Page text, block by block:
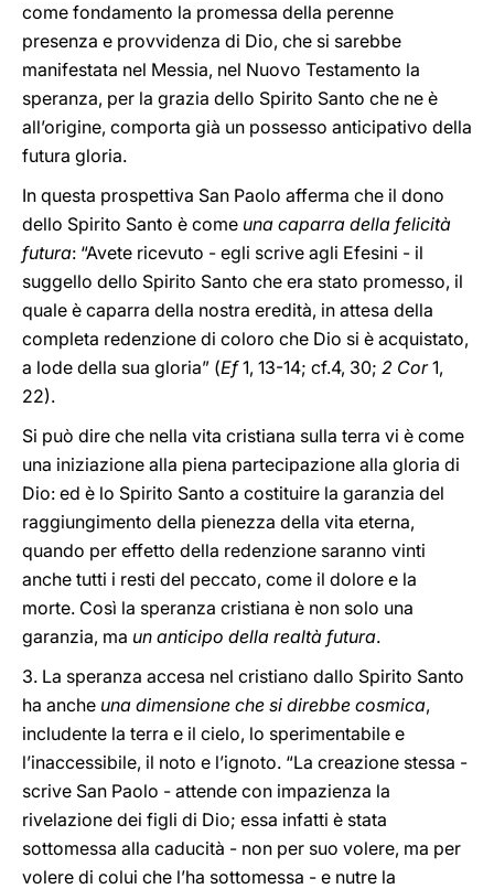
come fondamento la promessa della perenne
presenza e provvidenza di Dio, che si sarebbe
manifestata nel Messia, nel Nuovo Testamento la
speranza, per la grazia dello Spirito Santo che ne è
all’origine, comporta già un possesso anticipativo della
futura gloria.
In questa prospettiva San Paolo afferma che il dono
dello Spirito Santo è come una caparra della felicità
futura: “Avete ricevuto - egli scrive agli Efesini - il
suggello dello Spirito Santo che era stato promesso, il
quale è caparra della nostra eredità, in attesa della
completa redenzione di coloro che Dio si è acquistato,
a lode della sua gloria” (Ef1, 13-14; cf.4, 30; 2 Cor1,
22).
Si può dire che nella vita cristiana sulla terra vi è come
una iniziazione alla piena partecipazione alla gloria di
Dio: ed è lo Spirito Santo a costituire la garanzia del
raggiungimento della pienezza della vita eterna,
quando per effetto della redenzione saranno vinti
anche tutti i resti del peccato, come il dolore e la
morte. Così la speranza cristiana è non solo una
garanzia, ma un anticipo della realtà futura.
3. La speranza accesa nel cristiano dallo Spirito Santo
ha anche una dimensione che si direbbe cosmica,
includente la terra e il cielo, lo sperimentabile e
l’inaccessibile, il noto e l’ignoto. “La creazione stessa -
scrive San Paolo - attende con impazienza la
rivelazione dei figli di Dio; essa infatti è stata
sottomessa alla caducità - non per suo volere, ma per
volere di colui che l’ha sottomessa - e nutre la